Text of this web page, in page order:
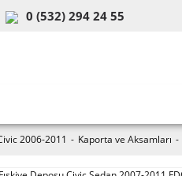
0 (532) 294 24 55
2006-2011 Kaporta ve Aksamları